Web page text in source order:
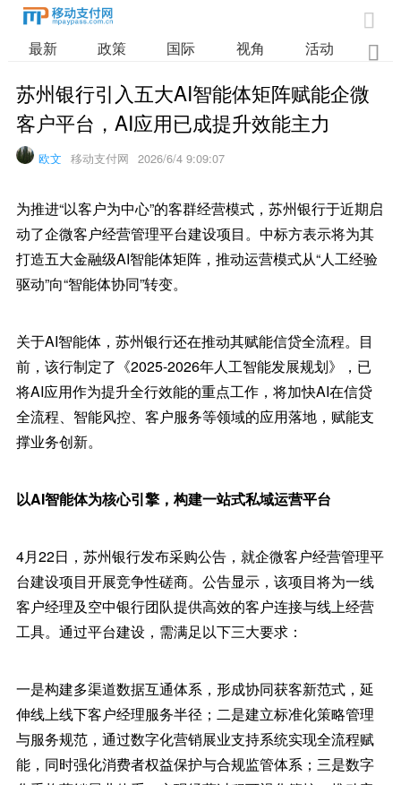

最新 政策 国际 视角 活动 业

苏州银行引入五大AI智能体矩阵赋能企微
客户平台，AI应用已成提升效能主力
欧文 移动支付网 2026/6/4 9:09:07
为推进“以客户为中心”的客群经营模式，苏州银行于近期启
动了企微客户经营管理平台建设项目。中标方表示将为其
打造五大金融级AI智能体矩阵，推动运营模式从“人工经验
驱动”向“智能体协同”转变。
关于AI智能体，苏州银行还在推动其赋能信贷全流程。目
前，该行制定了《2025-2026年人工智能发展规划》，已
将AI应用作为提升全行效能的重点工作，将加快AI在信贷
全流程、智能风控、客户服务等领域的应用落地，赋能支
撑业务创新。
以AI智能体为核心引擎，构建一站式私域运营平台
4月22日，苏州银行发布采购公告，就企微客户经营管理平
台建设项目开展竞争性磋商。公告显示，该项目将为一线
客户经理及空中银行团队提供高效的客户连接与线上经营
工具。通过平台建设，需满足以下三大要求：
一是构建多渠道数据互通体系，形成协同获客新范式，延
伸线上线下客户经理服务半径；二是建立标准化策略管理
与服务规范，通过数字化营销展业支持系统实现全流程赋
能，同时强化消费者权益保护与合规监管体系；三是数字